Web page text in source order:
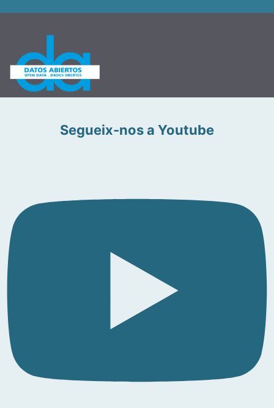
Segueix-nos a Youtube